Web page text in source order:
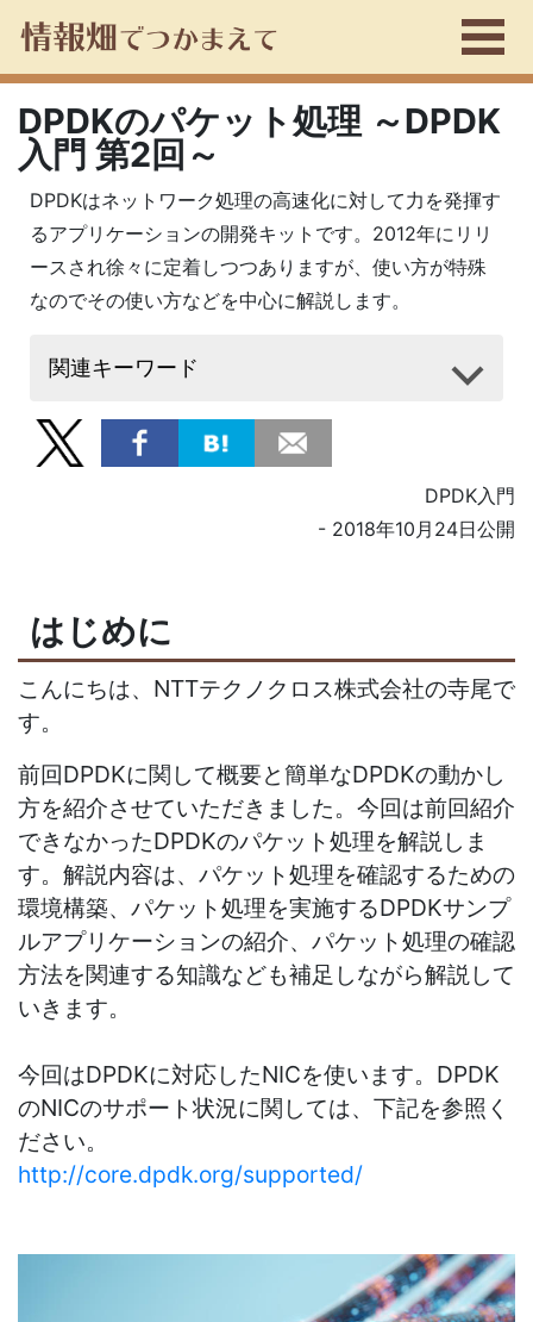
DPDKのパケット処理 ～DPDK
入門 第2回～
DPDKはネットワーク処理の高速化に対して力を発揮す
るアプリケーションの開発キットです。2012年にリリ
ースされ徐々に定着しつつありますが、使い方が特殊
なのでその使い方などを中心に解説します。
関連キーワード
DPDK入門
- 2018年10月24日公開
はじめに
こんにちは、NTTテクノクロス株式会社の寺尾で
す。
前回DPDKに関して概要と簡単なDPDKの動かし
方を紹介させていただきました。今回は前回紹介
できなかったDPDKのパケット処理を解説しま
す。解説内容は、パケット処理を確認するための
環境構築、パケット処理を実施するDPDKサンプ
ルアプリケーションの紹介、パケット処理の確認
方法を関連する知識なども補足しながら解説して
いきます。
今回はDPDKに対応したNICを使います。DPDK
のNICのサポート状況に関しては、下記を参照く
ださい。
http://core.dpdk.org/supported/